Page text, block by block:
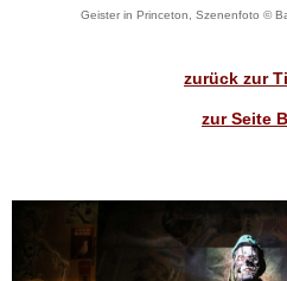
Geister in Princeton, Szenenfoto ©
zurück zur
zur Seite